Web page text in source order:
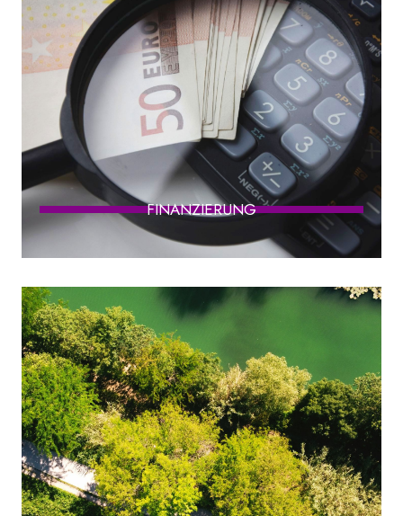
FINANZIERUNG